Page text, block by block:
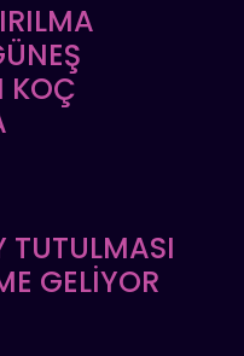
KOÇ
TUTULMASI
GELİYOR